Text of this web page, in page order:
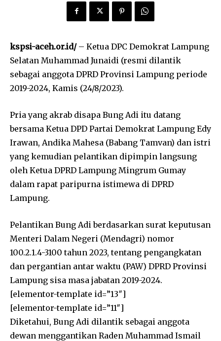
kspsi-aceh.or.id/– Ketua DPC Demokrat Lampung
Selatan Muhammad Junaidi (resmi dilantik
sebagai anggota DPRD Provinsi Lampung periode
2019-2024, Kamis (24/8/2023).
Pria yang akrab disapa Bung Adi itu datang
bersama Ketua DPD Partai Demokrat Lampung Edy
Irawan, Andika Mahesa (Babang Tamvan) dan istri
yang kemudian pelantikan dipimpin langsung
oleh Ketua DPRD Lampung Mingrum Gumay
dalam rapat paripurna istimewa di DPRD
Lampung.
Pelantikan Bung Adi berdasarkan surat keputusan
Menteri Dalam Negeri (Mendagri) nomor
100.2.1.4-3100 tahun 2023, tentang pengangkatan
dan pergantian antar waktu (PAW) DPRD Provinsi
Lampung sisa masa jabatan 2019-2024.
[elementor-template id=”13″]
[elementor-template id=”11″]
Diketahui, Bung Adi dilantik sebagai anggota
dewan menggantikan Raden Muhammad Ismail